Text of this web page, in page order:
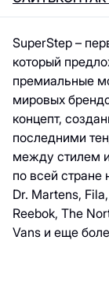
SuperStep –
который
премиальные
мировых
концепт,
последними
между стилем
по всей
Dr. Martens,
Reebok, The
Vans и еще